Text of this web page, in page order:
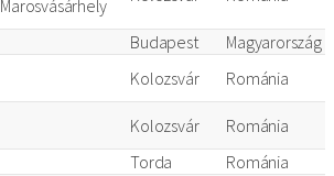
Marosvásárhely
Budapest
Magyarország
Kolozsvár Románia
Kolozsvár
Románia
Torda
Románia